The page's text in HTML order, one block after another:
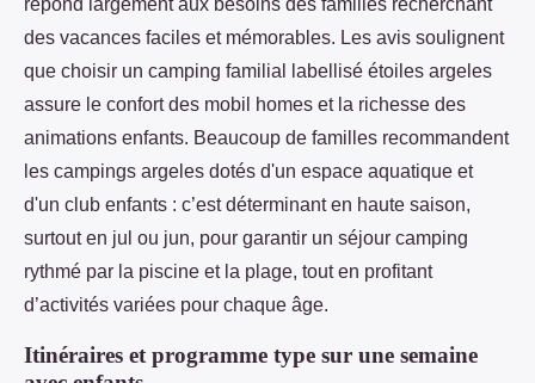
répond largement aux besoins des familles recherchant
des vacances faciles et mémorables. Les avis soulignent
que choisir un camping familial labellisé étoiles argeles
assure le confort des mobil homes et la richesse des
animations enfants. Beaucoup de familles recommandent
les campings argeles dotés d'un espace aquatique et
d'un club enfants : c’est déterminant en haute saison,
surtout en jul ou jun, pour garantir un séjour camping
rythmé par la piscine et la plage, tout en profitant
d’activités variées pour chaque âge.
Itinéraires et programme type sur une semaine